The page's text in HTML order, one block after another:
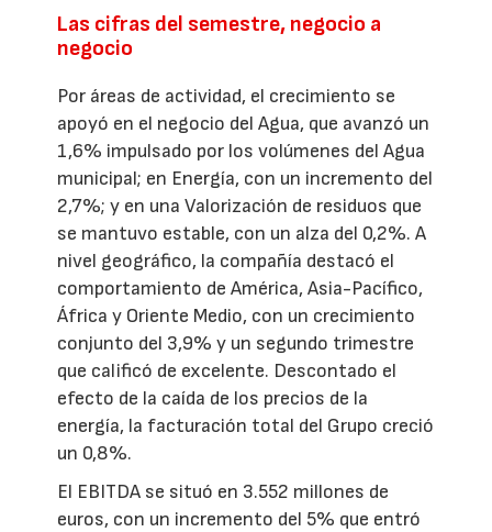
Las cifras del semestre, negocio a
negocio
Por áreas de actividad, el crecimiento se
apoyó en el negocio del Agua, que avanzó un
1,6% impulsado por los volúmenes del Agua
municipal; en Energía, con un incremento del
2,7%; y en una Valorización de residuos que
se mantuvo estable, con un alza del 0,2%. A
nivel geográfico, la compañía destacó el
comportamiento de América, Asia-Pacífico,
África y Oriente Medio, con un crecimiento
conjunto del 3,9% y un segundo trimestre
que calificó de excelente. Descontado el
efecto de la caída de los precios de la
energía, la facturación total del Grupo creció
un 0,8%.
El EBITDA se situó en 3.552 millones de
euros, con un incremento del 5% que entró